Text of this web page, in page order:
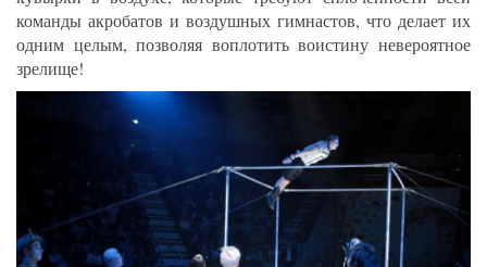
команды акробатов и воздушных гимнастов, что делает их
одним целым, позволяя воплотить воистину невероятное
зрелище!